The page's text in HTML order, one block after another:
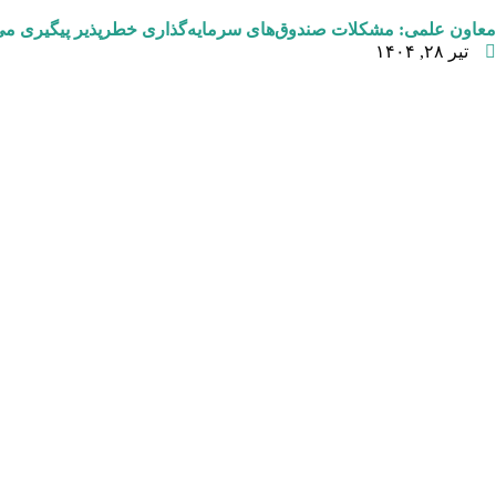
معاون علمی: مشکلات صندوق‌های سرمایه‌گذاری خطرپذیر پیگیری
تیر ۲۸, ۱۴۰۴